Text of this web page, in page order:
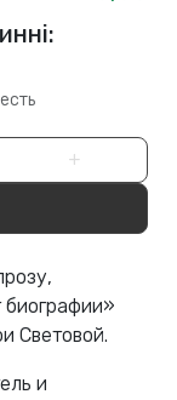
+
Световой.
и